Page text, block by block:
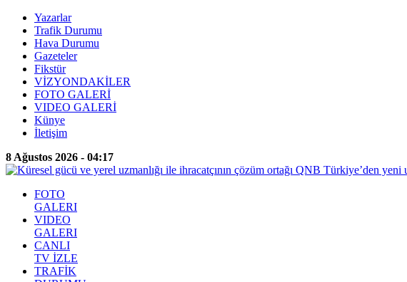
Yazarlar
Trafik Durumu
Hava Durumu
Gazeteler
Fikstür
VİZYONDAKİLER
FOTO GALERİ
VIDEO GALERİ
Künye
İletişim
8 Ağustos 2026 - 04:17
FOTO
GALERI
VIDEO
GALERI
CANLI
TV İZLE
TRAFİK